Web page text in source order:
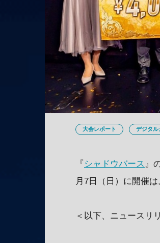
大会レポート デジタル
『 シャドウバース 』
月7日（日）に開催は
＜以下、ニュースリ